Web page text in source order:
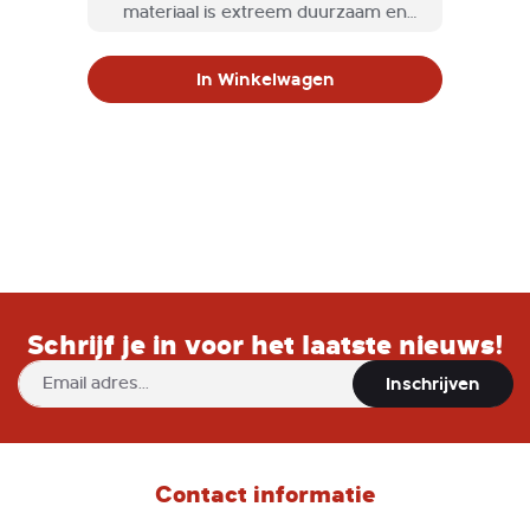
materiaal is extreem duurzaam en
antibacterieel is.
In Winkelwagen
Schrijf je in voor het laatste nieuws!
Abonneer
u
onze
Inschrijven
Contact informatie